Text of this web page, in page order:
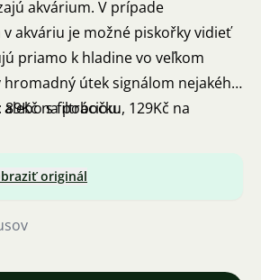
akvárium. V prípade
akváriu je možné piskořky vidieť
priamo k hladine vo veľkom
hromadný útek signálom nejakého
s filtráciou.
na pobočku, 129Kč na
originál